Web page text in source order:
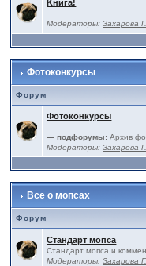
Kнига!
Модераторы:Захарова
Фотоконкурсы
Форум
Фотоконкурсы
— подфорумы: Архив
Модераторы:Захарова
Все о мопсах
Форум
Стандарт мопса
Стандарт мопса и
Модераторы:Захарова